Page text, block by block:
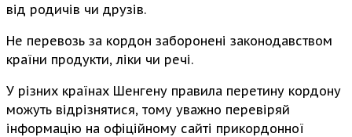
від родичів чи друзів.
Не перевозь за кордон заборонені законодавством
країни продукти, ліки чи речі.
У різних країнах Шенгену правила перетину кордону
можуть відрізнятися, тому уважно перевіряй
інформацію на офіційному сайті прикордонної